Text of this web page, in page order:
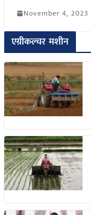
November 4, 2023
एग्रीकल्चर मशीन